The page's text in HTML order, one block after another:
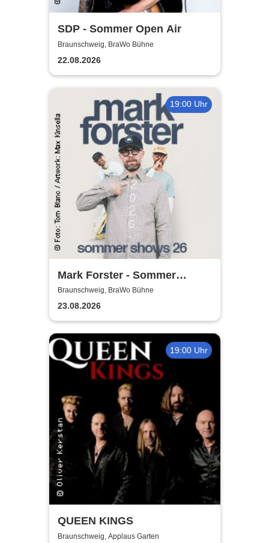
SDP - Sommer Open Air
Braunschweig, BraWo Bühne
22.08.2026
19:00 Uhr
Mark Forster - Sommer
Shows 2026
Braunschweig, BraWo Bühne
23.08.2026
19:00 Uhr
QUEEN KINGS
Braunschweig, Applaus Garten